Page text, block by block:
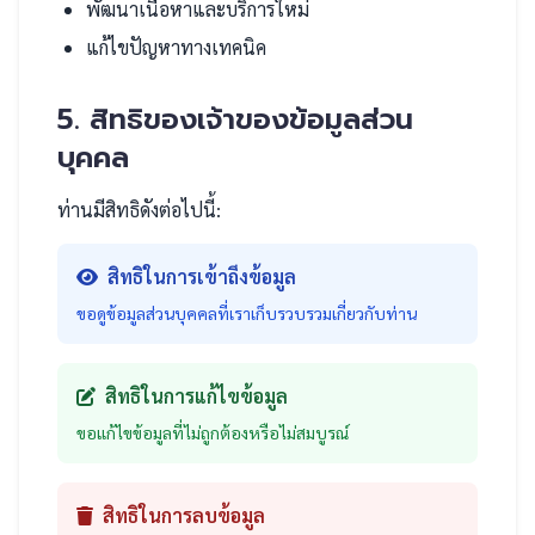
พัฒนาเนื้อหาและบริการใหม่
แก้ไขปัญหาทางเทคนิค
5. สิทธิของเจ้าของข้อมูลส่วน
บุคคล
ท่านมีสิทธิดังต่อไปนี้:
สิทธิในการเข้าถึงข้อมูล
ขอดูข้อมูลส่วนบุคคลที่เราเก็บรวบรวมเกี่ยวกับท่าน
สิทธิในการแก้ไขข้อมูล
ขอแก้ไขข้อมูลที่ไม่ถูกต้องหรือไม่สมบูรณ์
สิทธิในการลบข้อมูล